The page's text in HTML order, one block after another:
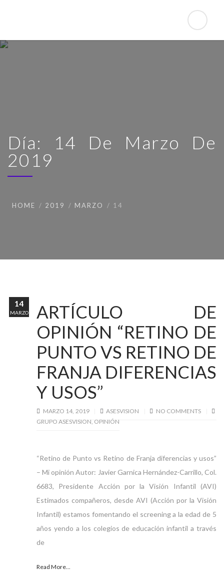
Día: 14 De Marzo De
2019
HOME 2019 MARZO 14
ARTÍCULO DE
OPINIÓN “RETINO DE
PUNTO VS RETINO DE
FRANJA DIFERENCIAS
Y USOS”
MARZO 14, 2019 ASESVISION
NO COMMENTS
GRUPO ASESVISION, OPINIÓN
“Retino de Punto vs Retino de Franja diferencias y usos”
– Mi opinión Autor: Javier Garnica Hernández-Carrillo, Col.
6683, Presidente Acción por la Visión Infantil (AVI)
Estimados compañeros, desde AVI (Acción por la Visión
Infantil) estamos fomentando el screening a la edad de 5
años yendo a los colegios de educación infantil a través
de
Read More...
14
MARZO